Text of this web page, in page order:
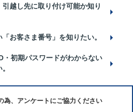
越し先に取り付け可能か知り
お客さま番号」を知りたい。
初期パスワードがわからない
為、アンケートにご協力ください